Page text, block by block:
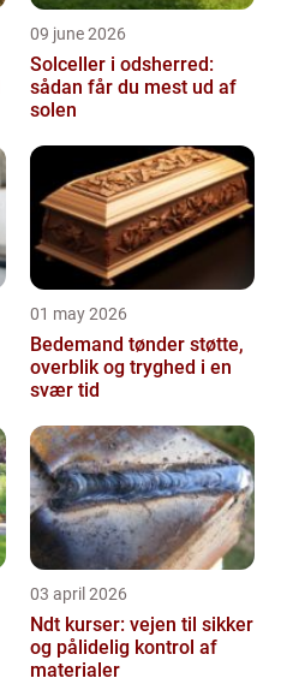
09 june 2026
Solceller i odsherred:
sådan får du mest ud af
solen
01 may 2026
Bedemand tønder støtte,
overblik og tryghed i en
svær tid
03 april 2026
Ndt kurser: vejen til sikker
og pålidelig kontrol af
materialer